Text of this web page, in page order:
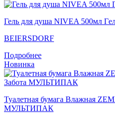
Гель для душа NIVEA 500мл
BEIERSDORF
Подробнее
Новинка
Туалетная бумага Влажная
МУЛЬТИПАК